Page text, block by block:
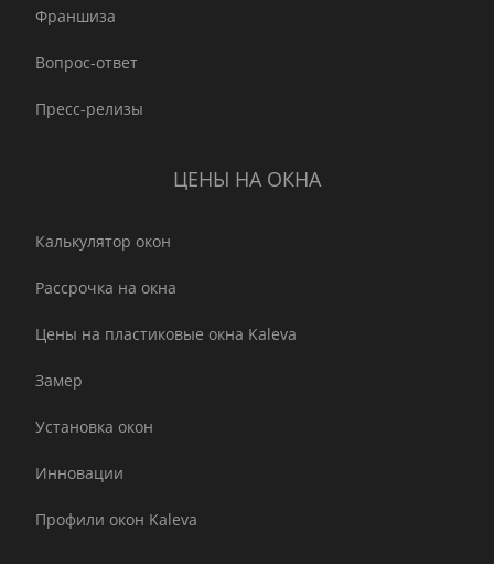
Франшиза
Вопрос-ответ
Пресс-релизы
ЦЕНЫ НА ОКНА
Калькулятор окон
Рассрочка на окна
Цены на пластиковые окна Kaleva
Замер
Установка окон
Инновации
Профили окон Kaleva